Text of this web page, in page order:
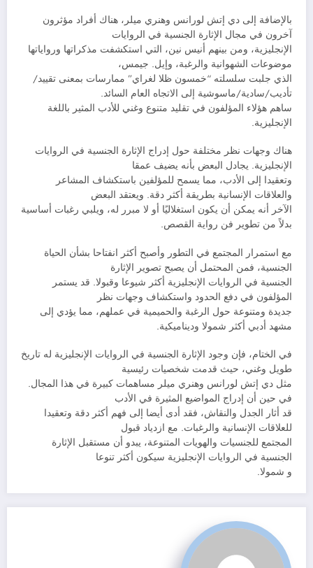
بالإضافة إلى دي إتش لورانس وهنري ميلر، هناك أفراد مؤثرون
آخرون في مجال الإثارة الجنسية في الروايات
الإنجليزية، ومن بينهم أنيس نين، التي استكشفت مذكراتها ورواياتها
موضوعات الشهوانية والرغبة، وإيل. جيمس،
الذي جلبت سلسلته “خمسون ظلا لغراي” ممارسات بمعنى تقييد/
تأديب/سادية/ماسوشية إلى الاتجاه العام السائد.
ساهم هؤلاء المؤلفون في تقليد متنوع وغني للأدب المثير باللغة
الإنجليزية.
هناك وجهات نظر مختلفة حول إدراج الإثارة الجنسية في الروايات
الإنجليزية. يجادل البعض بأنه يضيف عمقا
وتعقيدا إلى الأدب، مما يسمح للمؤلفين باستكشاف المشاعر
والعلاقات الإنسانية بطريقة أكثر دقة. ويعتقد البعض
الآخر أنه يمكن أن يكون استغلاليًا أو لا مبرر له، ويلبي رغبات أساسية
بدلاً من تطوير فن رواية القصص.
مع استمرار المجتمع في التطور وأصبح أكثر انفتاحا بشأن الحياة
الجنسية، فمن المحتمل أن يصبح تصوير الإثارة
الجنسية في الروايات الإنجليزية أكثر شيوعا وقبولا. قد يستمر
المؤلفون في دفع الحدود واستكشاف وجهات نظر
جديدة ومتنوعة حول الرغبة والحميمية في عملهم، مما يؤدي إلى
مشهد أدبي أكثر شمولا وديناميكية.
في الختام، فإن وجود الإثارة الجنسية في الروايات الإنجليزية له تاريخ
طويل وغني، حيث قدمت شخصيات رئيسية
مثل دي إتش لورانس وهنري ميلر مساهمات كبيرة في هذا المجال.
في حين أن إدراج المواضيع المثيرة في الأدب
قد أثار الجدل والنقاش، فقد أدى أيضا إلى فهم أكثر دقة وتعقيدا
للعلاقات الإنسانية والرغبات. مع ازدياد قبول
المجتمع للجنسيات والهويات المتنوعة، يبدو أن مستقبل الإثارة
الجنسية في الروايات الإنجليزية سيكون أكثر تنوعا
و شمولا.